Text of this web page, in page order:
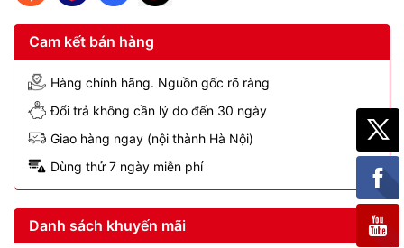
Cam kết bán hàng
Hàng chính hãng. Nguồn gốc rõ ràng
Đổi trả không cần lý do đến 30 ngày
Giao hàng ngay (nội thành Hà Nội)
Dùng thử 7 ngày miễn phí
Danh sách khuyến mãi